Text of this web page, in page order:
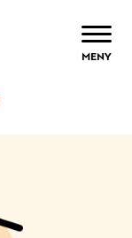
ÖPPNA
MENY